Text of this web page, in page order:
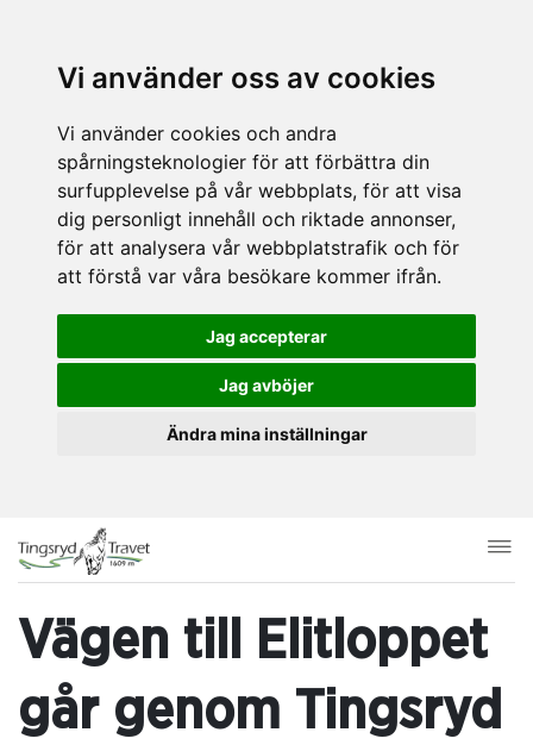
Vi använder oss av cookies
Vi använder cookies och andra
spårningsteknologier för att förbättra din
surfupplevelse på vår webbplats, för att visa
dig personligt innehåll och riktade annonser,
för att analysera vår webbplatstrafik och för
att förstå var våra besökare kommer ifrån.
Jag accepterar
Jag avböjer
Ändra mina inställningar
Vägen till Elitloppet
går genom Tingsryd